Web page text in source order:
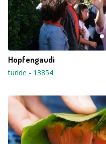
Hopfengaudi
turide - 13854